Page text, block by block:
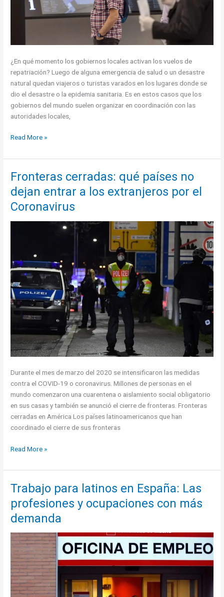
¿En qué momento los gobiernos locales activan los vuelos de
repatriación? Luego de alguna emergencia de salud o un desastre
natural quedan viajeros o turistas varados en los lugares donde se
dio el desastre o la epidemia sanitaria. Es en estos casos que los
gobiernos del mundo suelen organizar en coordinación con las
autoridades locales,
Vuelos
de
Read More »
Fronteras cerradas: qué países no
dejan entrar a los extranjeros por el
Coronavirus
Durante el mes de marzo del 2020 se intensificaron las medidas
contra el COVID-19 o coronavirus. Millones de personas en el
mundo comenzaron una cuarentena o aislamiento social obligatorio
en sus casas y también se anunció el cierre de fronteras. Fronteras
cerradas en América Los países latinoamericanos que han
coordinado el cierre de sus fronteras
Fronteras
qué
no
dejan
entrar
los
extranjeros
por
el
Coronavirus
Read More »
Trabajo para latinos en España: Las
profesiones y ocupaciones con más
demanda